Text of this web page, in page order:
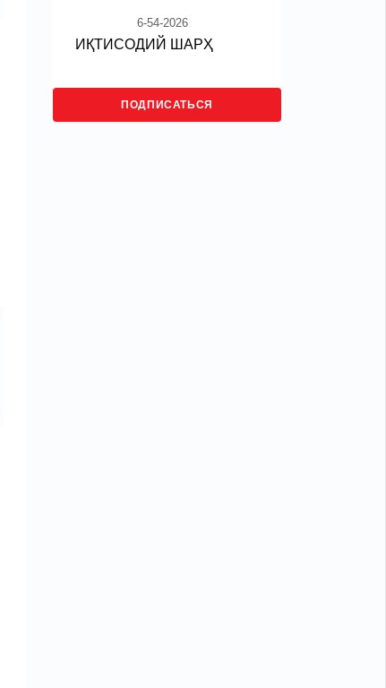
6-54-2026
ИҚТИСОДИЙ ШАРҲ
ПОДПИСАТЬСЯ